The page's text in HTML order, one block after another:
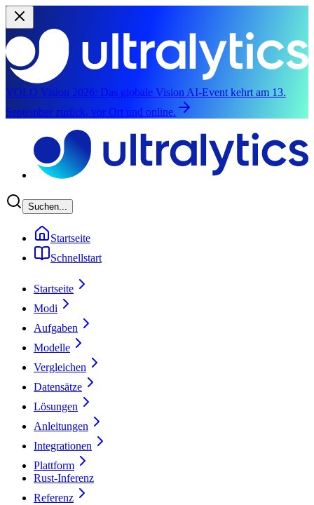
YOLO Vision 2026: Das globale Vision AI-Event kehrt am 13.
September zurück, vor Ort und online.
Suchen...
Startseite
Schnellstart
Startseite
Modi
Aufgaben
Modelle
Vergleichen
Datensätze
Lösungen
Anleitungen
Integrationen
Plattform
Rust-Inferenz
Referenz